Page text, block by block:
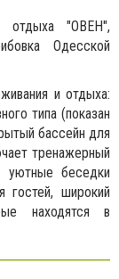
отдыха "ОВЕН",
Одесской
и отдыха:
типа (показан
бассейн для
тренажерный
уютные беседки
гостей, широкий
находятся в